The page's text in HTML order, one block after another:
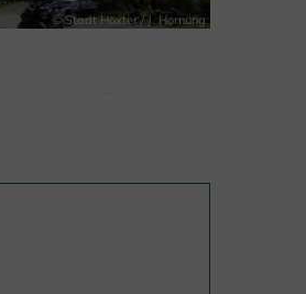
© Stadt Höxter / J. Hornung